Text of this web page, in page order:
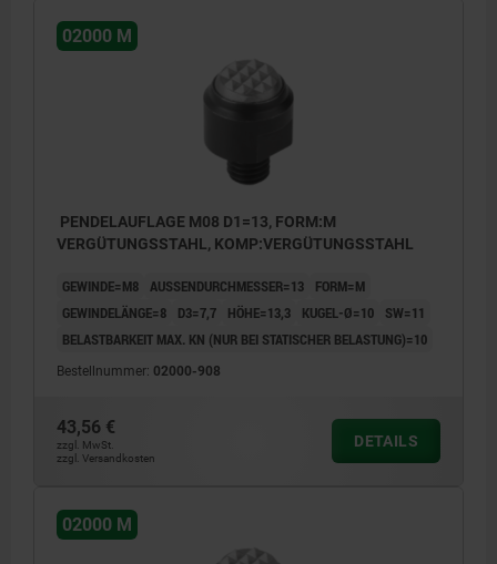
02000 M
PENDELAUFLAGE M08 D1=13, FORM:M
VERGÜTUNGSSTAHL, KOMP:VERGÜTUNGSSTAHL
GEWINDE=M8 AUSSENDURCHMESSER=13
FORM=M
GEWINDELÄNGE=8
D3=7,7 HÖHE=13,3 KUGEL-Ø=10
SW=11
BELASTBARKEIT MAX. KN (NUR BEI STATISCHER BELASTUNG)=10
Bestellnummer: 02000-908
43,56 €
zzgl. MwSt.
zzgl. Versandkosten
DETAILS
02000 M